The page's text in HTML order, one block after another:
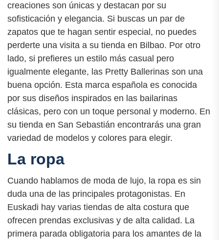
creaciones son únicas y destacan por su
sofisticación y elegancia. Si buscas un par de
zapatos que te hagan sentir especial, no puedes
perderte una visita a su tienda en Bilbao. Por otro
lado, si prefieres un estilo más casual pero
igualmente elegante, las Pretty Ballerinas son una
buena opción. Esta marca española es conocida
por sus diseños inspirados en las bailarinas
clásicas, pero con un toque personal y moderno. En
su tienda en San Sebastián encontrarás una gran
variedad de modelos y colores para elegir.
La ropa
Cuando hablamos de moda de lujo, la ropa es sin
duda una de las principales protagonistas. En
Euskadi hay varias tiendas de alta costura que
ofrecen prendas exclusivas y de alta calidad. La
primera parada obligatoria para los amantes de la